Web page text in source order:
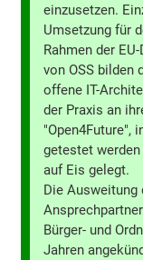
einzusetzen.
Umsetzung für
Rahmen der
von OSS bilden
offene IT-
der Praxis an
"Open4Future",
getestet
auf Eis gelegt.
Die Ausweitung
Bürger- und
Jahren